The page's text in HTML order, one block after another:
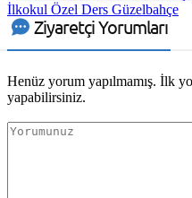
İlkokul Özel Ders Güzelbahçe
Ziyaretçi Yorumları
Henüz yorum yapılmamış. İlk
yapabilirsiniz.